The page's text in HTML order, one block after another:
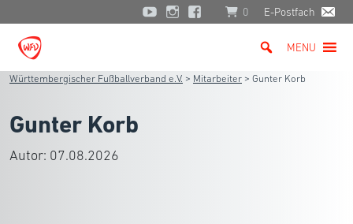
0 E-Postfach
MENU
Württembergischer Fußballverband e.V. > Mitarbeiter > Gunter Korb
Gunter Korb
Autor: 07.08.2026